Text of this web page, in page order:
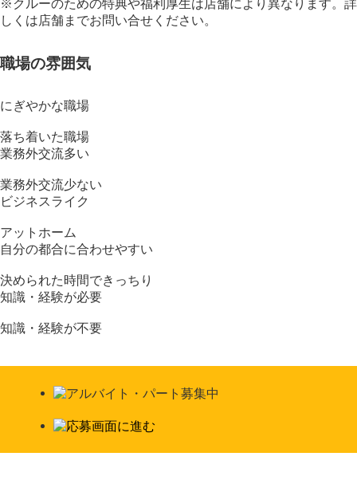
※クルーのための特典や福利厚生は店舗により異なります。詳
しくは店舗までお問い合せください。
職場の雰囲気
にぎやかな職場
落ち着いた職場
業務外交流多い
業務外交流少ない
ビジネスライク
アットホーム
自分の都合に合わせやすい
決められた時間できっちり
知識・経験が必要
知識・経験が不要